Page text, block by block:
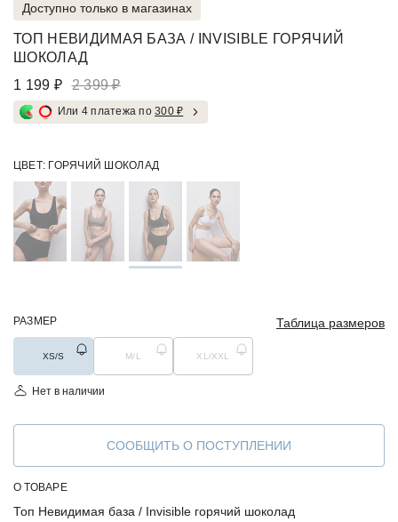
Доступно только в магазинах
ТОП НЕВИДИМАЯ БАЗА / INVISIBLE ГОРЯЧИЙ
ШОКОЛАД
1 199 ₽
2 399 ₽
Или 4 платежа по300 ₽
ЦВЕТ: ГОРЯЧИЙ ШОКОЛАД
РАЗМЕР Таблица размеров
XS/S M/L XL/XXL
Нет в наличии
СООБЩИТЬ О ПОСТУПЛЕНИИ
О ТОВАРЕ
Топ Невидимая база / Invisible горячий шоколад